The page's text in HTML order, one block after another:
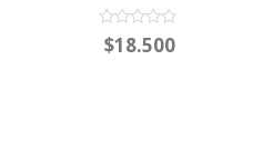
Rated
0$18.500